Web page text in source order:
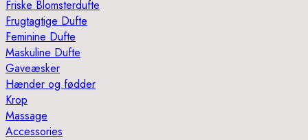
Friske Blomsterdufte
Frugtagtige Dufte
Feminine Dufte
Maskuline Dufte
Gaveæsker
Hænder og fødder
Krop
Massage
Accessories